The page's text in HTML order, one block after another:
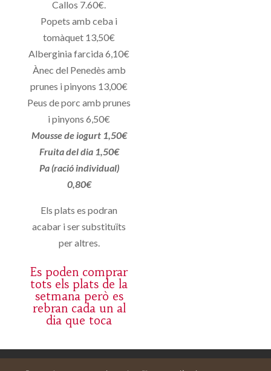
Callos 7.60€.
Popets amb ceba i
tomàquet 13,50€
Alberginia farcida 6,10€
Ànec del Penedès amb
prunes i pinyons 13,00€
Peus de porc amb prunes
i pinyons 6,50€
Mousse de iogurt 1,50€
Fruita del dia 1,50€
Pa (ració individual)
0,80€
Els plats es podran
acabar i ser substituïts
per altres.
Es poden comprar
tots els plats de la
setmana però es
rebran cada un al
dia que toca